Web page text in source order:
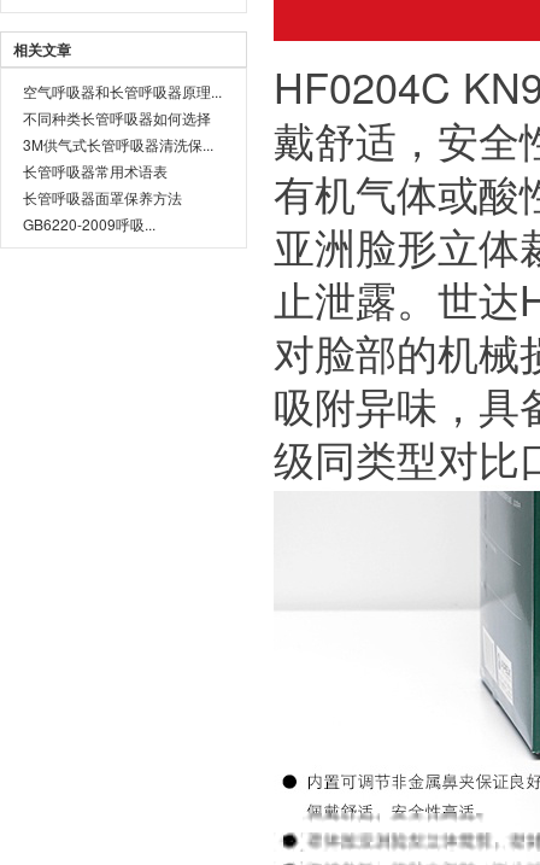
口罩
相关文章
空气呼吸器和长管呼吸器原理...
不同种类长管呼吸器如何选择
3M供气式长管呼吸器清洗保...
长管呼吸器常用术语表
长管呼吸器面罩保养方法
GB6220-2009呼吸...
HF0204C
戴舒适，安全
有机气体或酸
亚洲脸形立体
止泄露。世达
对脸部的机械
吸附异味，具
级同类型对比